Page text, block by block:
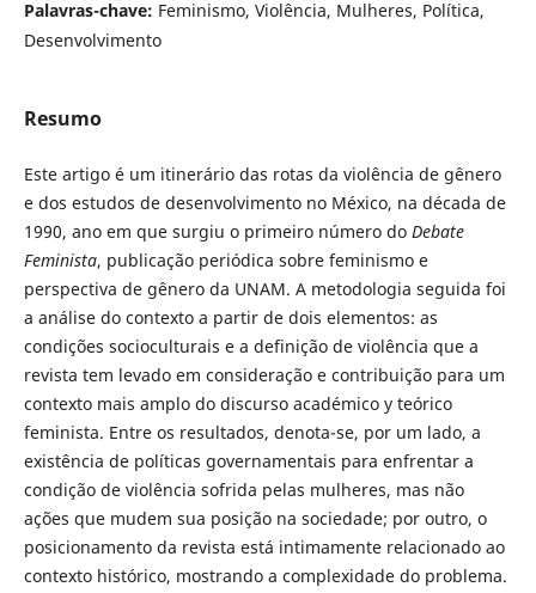
Palavras-chave: Feminismo, Violência, Mulheres, Política,
Desenvolvimento
Resumo
Este artigo é um itinerário das rotas da violência de gênero
e dos estudos de desenvolvimento no México, na década de
1990, ano em que surgiu o primeiro número do Debate
Feminista, publicação periódica sobre feminismo e
perspectiva de gênero da UNAM. A metodologia seguida foi
a análise do contexto a partir de dois elementos: as
condições socioculturais e a definição de violência que a
revista tem levado em consideração e contribuição para um
contexto mais amplo do discurso académico y teórico
feminista. Entre os resultados, denota-se, por um lado, a
existência de políticas governamentais para enfrentar a
condição de violência sofrida pelas mulheres, mas não
ações que mudem sua posição na sociedade; por outro, o
posicionamento da revista está intimamente relacionado ao
contexto histórico, mostrando a complexidade do problema.